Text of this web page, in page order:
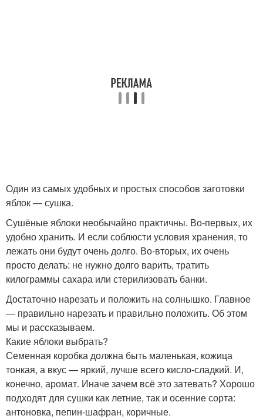
Один из самых удобных и простых способов заготовки
яблок — сушка.
Сушёные яблоки необычайно практичны. Во-первых, их
удобно хранить. И если соблюсти условия хранения, то
лежать они будут очень долго. Во-вторых, их очень
просто делать: не нужно долго варить, тратить
килограммы сахара или стерилизовать банки.
Достаточно нарезать и положить на солнышко. Главное
— правильно нарезать и правильно положить. Об этом
мы и рассказываем.
Какие яблоки выбрать?
Семенная коробка должна быть маленькая, кожица
тонкая, а вкус — яркий, лучше всего кисло-сладкий. И,
конечно, аромат. Иначе зачем всё это затевать? Хорошо
подходят для сушки как летние, так и осенние сорта:
антоновка, пепин-шафран, коричные.